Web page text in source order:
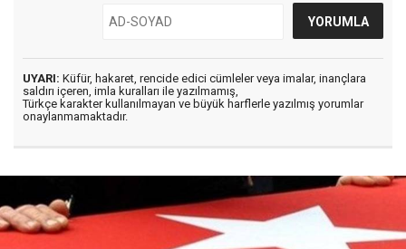
UYARI: Küfür, hakaret, rencide edici cümleler veya imalar, inançlara
saldırı içeren, imla kuralları ile yazılmamış,
Türkçe karakter kullanılmayan ve büyük harflerle yazılmış yorumlar
onaylanmamaktadır.